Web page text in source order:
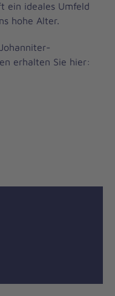
ein ideales Umfeld
hohe Alter.
erhalten Sie hier: